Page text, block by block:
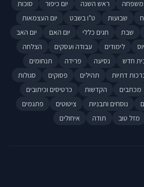
משפחה ראש השנה יום כיפור
סוכות
שבועות ט"ו בשבט
יום העצמאות
שבת חגים כללי יום האם
יום האב
לימודים עבודה ועסקים
הצלחה
חדש נסיעה פרידה
תנחומים
דתיות תהילים פסוקים
סגולות
מכתבים הקדשות
כרטיסים וכיתובים
נוסחים ותבניות ציטוטים
פתגמים
מזל טוב תודה איחולים